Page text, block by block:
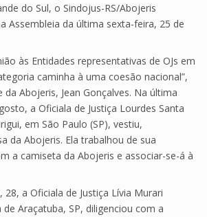
do Sul, o Sindojus-RS/Abojeris
Assembleia da última sexta-feira, 25 de
às Entidades representativas de OJs em
caminha à uma coesão nacional”,
Abojeris, Jean Gonçalves. Na última
a Oficiala de Justiça Lourdes Santa
em São Paulo (SP), vestiu,
da Abojeris. Ela trabalhou de sua
a camiseta da Abojeris e associar-se-á à
a Oficiala de Justiça Lívia Murari
Araçatuba, SP, diligenciou com a